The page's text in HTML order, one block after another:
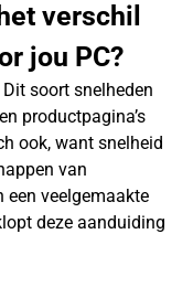
verschil
jou PC?
soort snelheden
productpagina’s
ook, want snelheid
van
een veelgemaakte
deze aanduiding